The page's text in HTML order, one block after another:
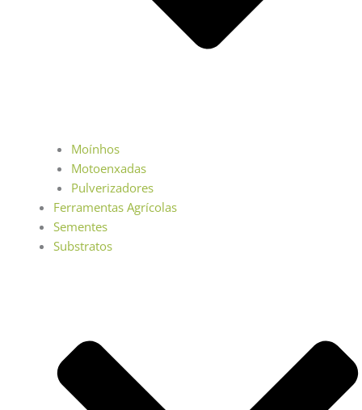
Moínhos
Motoenxadas
Pulverizadores
Ferramentas Agrícolas
Sementes
Substratos